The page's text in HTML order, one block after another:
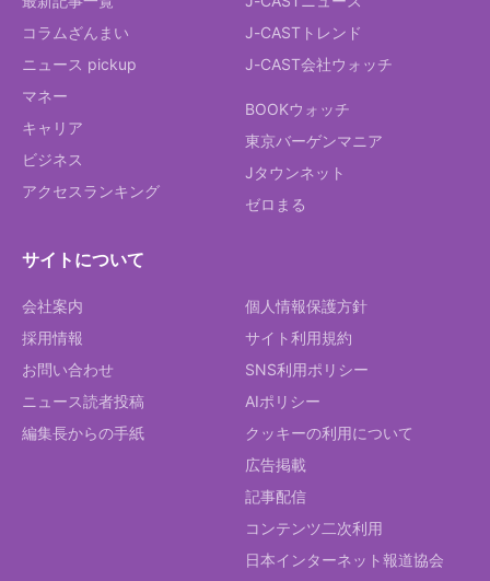
コラムざんまい
ニュース pickup
マネー
キャリア
ビジネス
アクセスランキング
J-CASTトレンド
J-CAST会社ウォッチ
BOOKウォッチ
東京バーゲンマニア
Jタウンネット
ゼロまる
サイトについて
会社案内
採用情報
お問い合わせ
ニュース読者投稿
編集長からの手紙
個人情報保護方針
サイト利用規約
SNS利用ポリシー
AIポリシー
クッキーの利用について
広告掲載
記事配信
コンテンツ二次利用
日本インターネット報道協会